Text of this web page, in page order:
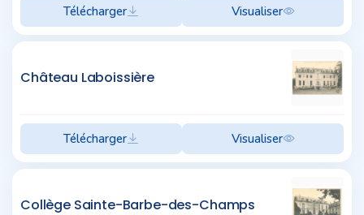
Télécharger Visualiser
Château Laboissière
Télécharger Visualiser
Collège Sainte-Barbe-des-Champs